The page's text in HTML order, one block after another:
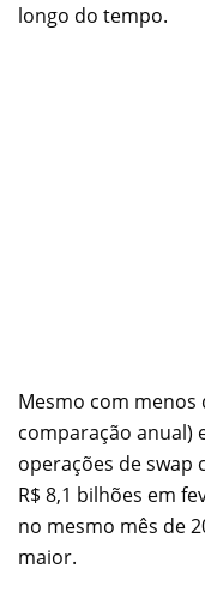
longo do tempo.
Mesmo com menos
comparação anual)
operações de swap
R$ 8,1 bilhões em
no mesmo mês de
maior.